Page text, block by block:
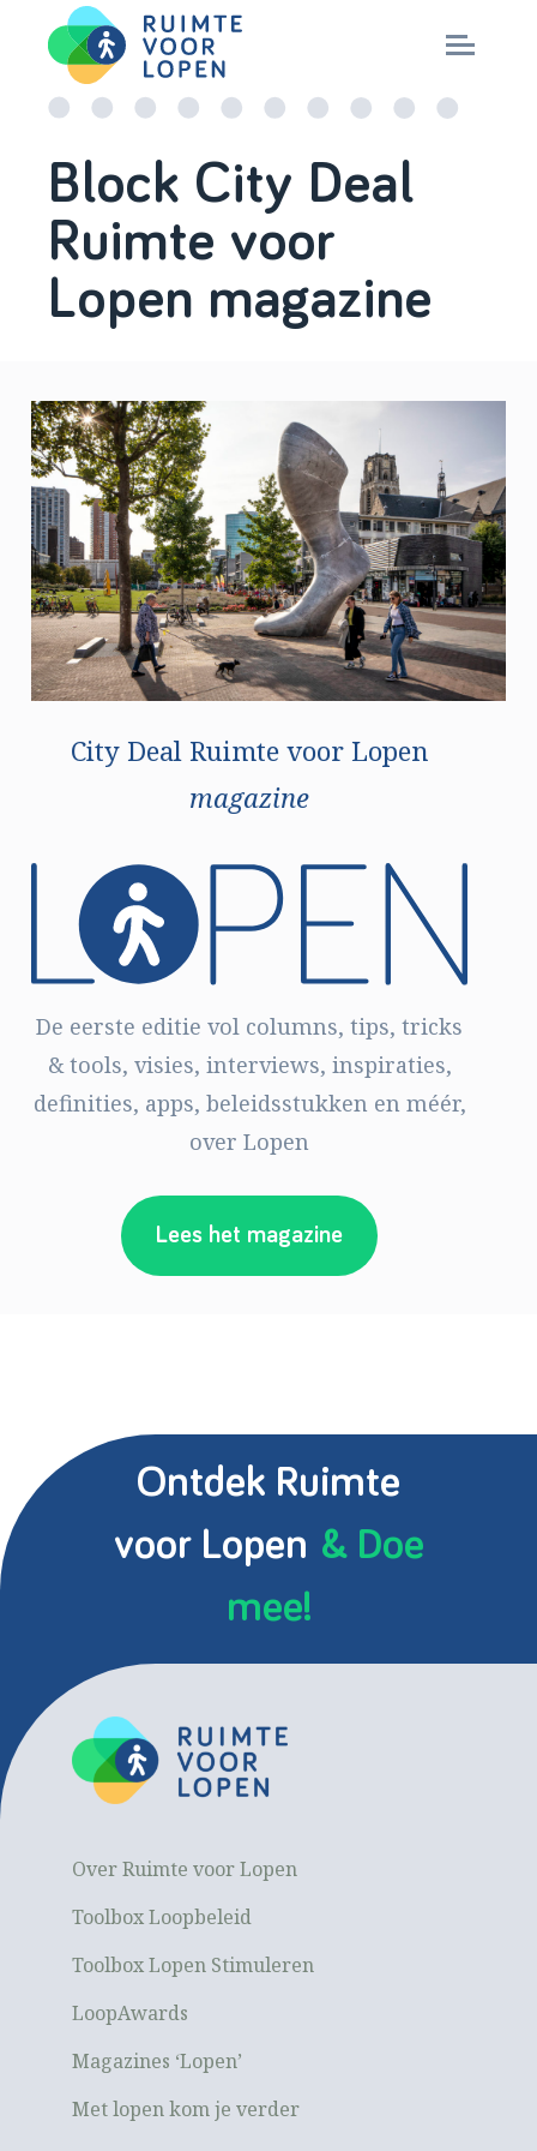
content
PARTNERS
MAGAZINES
Nationaal Masterplan
Block City Deal
Ruimte voor
Lopen magazine
City Deal Ruimte voor Lopen
magazine
De eerste editie vol columns, tips, tricks
& tools, visies, interviews, inspiraties,
definities, apps, beleidsstukken en méér,
over Lopen
Lees het magazine
Ontdek Ruimte
voor Lopen & Doe
mee!
Over Ruimte voor Lopen
Toolbox Loopbeleid
Toolbox Lopen Stimuleren
LoopAwards
Magazines ‘Lopen’
Met lopen kom je verder